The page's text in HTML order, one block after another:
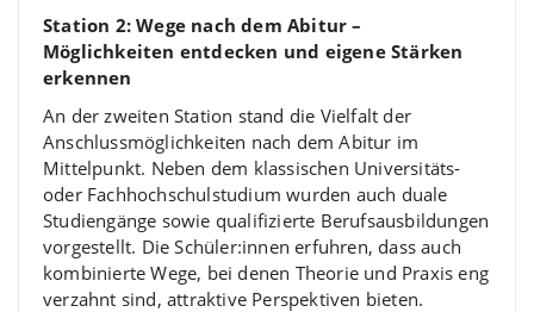
Station 2: Wege nach dem Abitur –
Möglichkeiten entdecken und eigene Stärken
erkennen
An der zweiten Station stand die Vielfalt der
Anschlussmöglichkeiten nach dem Abitur im
Mittelpunkt. Neben dem klassischen Universitäts-
oder Fachhochschulstudium wurden auch duale
Studiengänge sowie qualifizierte Berufsausbildungen
vorgestellt. Die Schüler:innen erfuhren, dass auch
kombinierte Wege, bei denen Theorie und Praxis eng
verzahnt sind, attraktive Perspektiven bieten.